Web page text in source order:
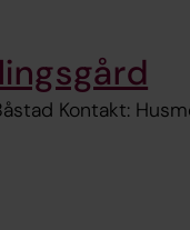
Kontakt: